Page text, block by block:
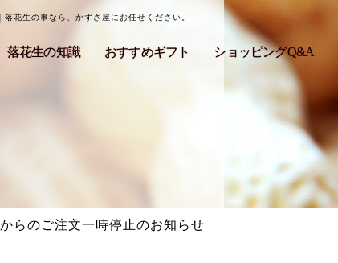
花生の事なら、かずさ屋にお任せください。
落花生の知識 おすすめギフト ショッピングQ&A
らのご注文一時停止のお知らせ